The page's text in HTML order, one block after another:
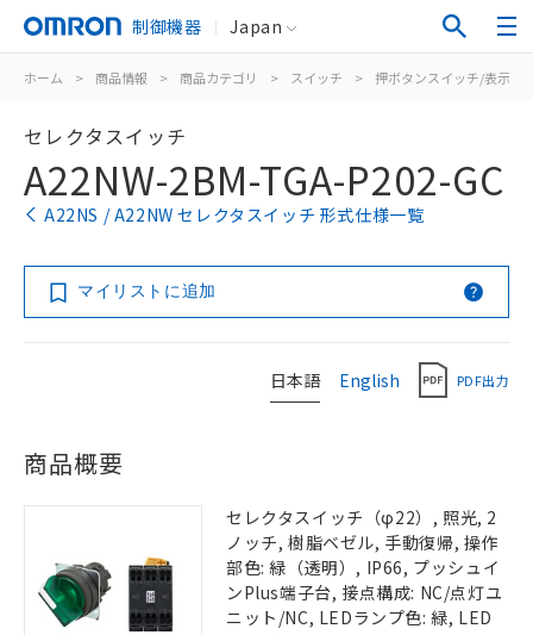
制御機器 Japan
ホーム > 商品情報 > 商品カテゴリ > スイッチ > 押ボタンスイッチ/表示灯
セレクタスイッチ
A22NW-2BM-TGA-P202-GC
A22NS / A22NW セレクタスイッチ 形式仕様一覧
マイリストに追加
日本語 English PDF出力
商品概要
セレクタスイッチ（φ22）, 照光, 2
ノッチ, 樹脂ベゼル, 手動復帰, 操作
部色: 緑（透明）, IP66, プッシュイ
ンPlus端子台, 接点構成: NC/点灯ユ
ニット/NC, LEDランプ色: 緑, LED